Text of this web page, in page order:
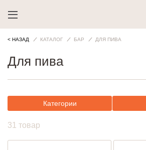
< НАЗАД КАТАЛОГ БАР ДЛЯ ПИВА
Для пива
Категории
31 товар